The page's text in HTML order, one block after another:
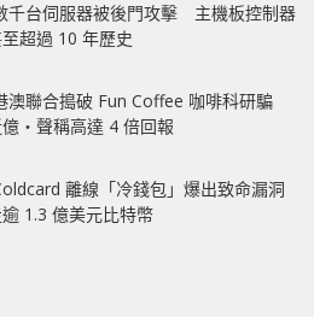
千台伺服器被後門攻擊 主機板控制器
超過 10 年歷史
澳聯合搗破 Fun Coffee 咖啡科研騙
‧聲稱高達 4 倍回報
離線「冷錢包」爆出致命漏洞
1.3 億美元比特幣